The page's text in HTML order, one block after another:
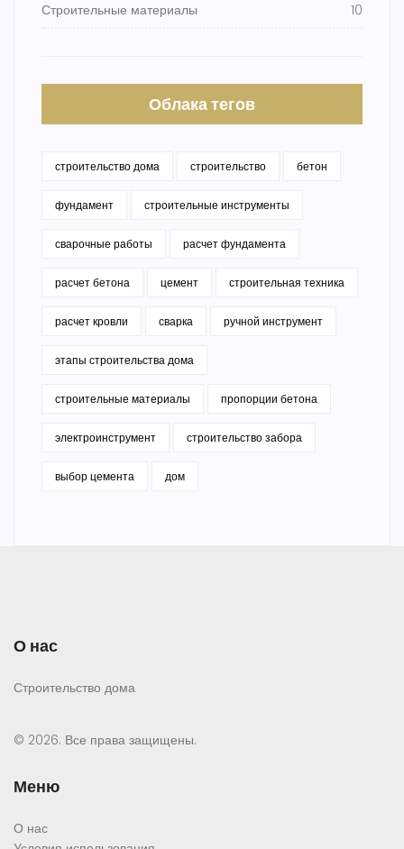
Строительные материалы 10
Облака тегов
строительство дома строительство бетон
фундамент строительные инструменты
сварочные работы расчет фундамента
расчет бетона цемент строительная техника
расчет кровли сварка ручной инструмент
этапы строительства дома
строительные материалы пропорции бетона
электроинструмент строительство забора
выбор цемента дом
О нас
Строительство дома
© 2026. Все права защищены.
Меню
О нас